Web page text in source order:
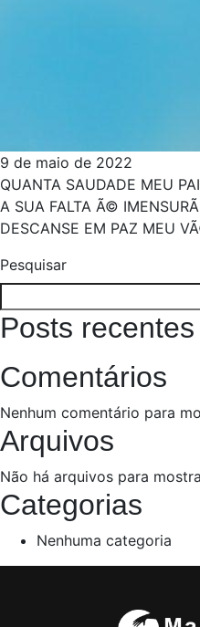
9 de maio de 2022
QUANTA SAUDADE MEU PAI
A SUA FALTA Ã©
DESCANSE EM PAZ MEU
Pesquisar
Posts recentes
Comentários
Nenhum comentário para
Arquivos
Não há arquivos para
Categorias
Nenhuma categoria